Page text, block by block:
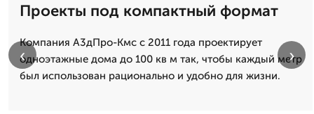
Проекты под компактный формат
Компания А3дПро-Кмс с 2011 года проектирует
одноэтажные дома до 100 кв м так, чтобы каждый метр
был использован рационально и удобно для жизни.
‹ ›